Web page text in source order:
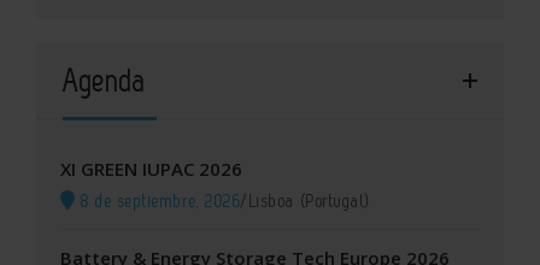
Agenda
XI GREEN IUPAC 2026
8 de septiembre, 2026/ Lisboa (Portugal)
Battery & Energy Storage Tech Europe 2026